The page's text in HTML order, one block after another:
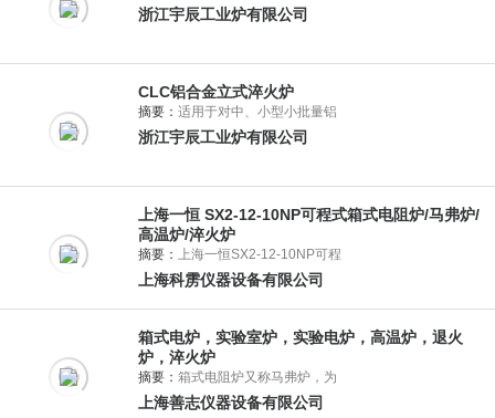
浙江宇辰工业炉有限公司
CLC铝合金立式淬火炉
摘要： 适用于对中、小型小批量铝
浙江宇辰工业炉有限公司
上海一恒 SX2-12-10NP可程式箱式电阻炉/马弗炉/
高温炉/淬火炉
摘要： 上海一恒SX2-12-10NP可程
上海科雳仪器设备有限公司
箱式电炉，实验室炉，实验电炉，高温炉，退火
炉，淬火炉
摘要： 箱式电阻炉又称马弗炉，为
上海善志仪器设备有限公司